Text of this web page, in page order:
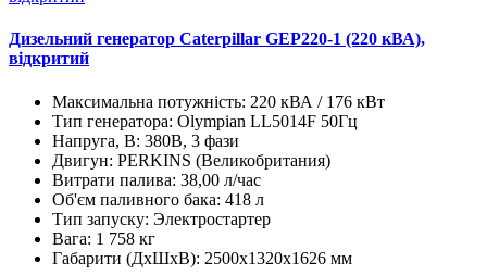
Дизельний генератор Caterpillar GEP220-1 (220 кВА),
відкритий
Максимальна потужність: 220 кВА / 176 кВт
Тип генератора: Olympian LL5014F 50Гц
Напруга, В: 380В, 3 фази
Двигун: PERKINS (Великобритания)
Витрати палива: 38,00 л/час
Об'єм паливного бака: 418 л
Тип запуску: Электростартер
Вага: 1 758 кг
Габарити (ДхШхВ): 2500х1320х1626 мм